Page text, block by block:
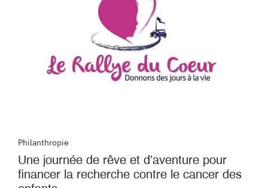
Philanthropie
Une journée de rêve et d’aventure pour
financer la recherche contre le cancer des